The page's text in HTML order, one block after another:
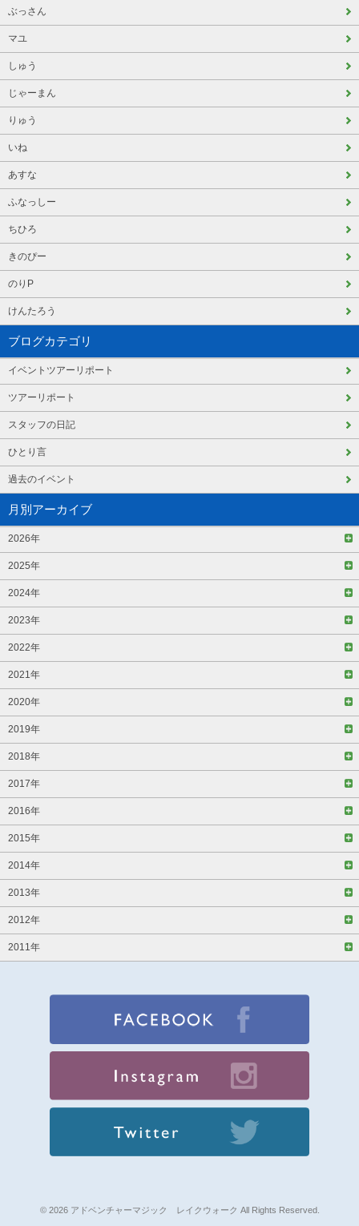
ぶっさん
マユ
しゅう
じゃーまん
りゅう
いね
あすな
ふなっしー
ちひろ
きのぴー
のりP
けんたろう
ブログカテゴリ
イベントツアーリポート
ツアーリポート
スタッフの日記
ひとり言
過去のイベント
月別アーカイブ
2026年
2025年
2024年
2023年
2022年
2021年
2020年
2019年
2018年
2017年
2016年
2015年
2014年
2013年
2012年
2011年
© 2026 アドベンチャーマジック レイクウォーク All Rights Reserved.